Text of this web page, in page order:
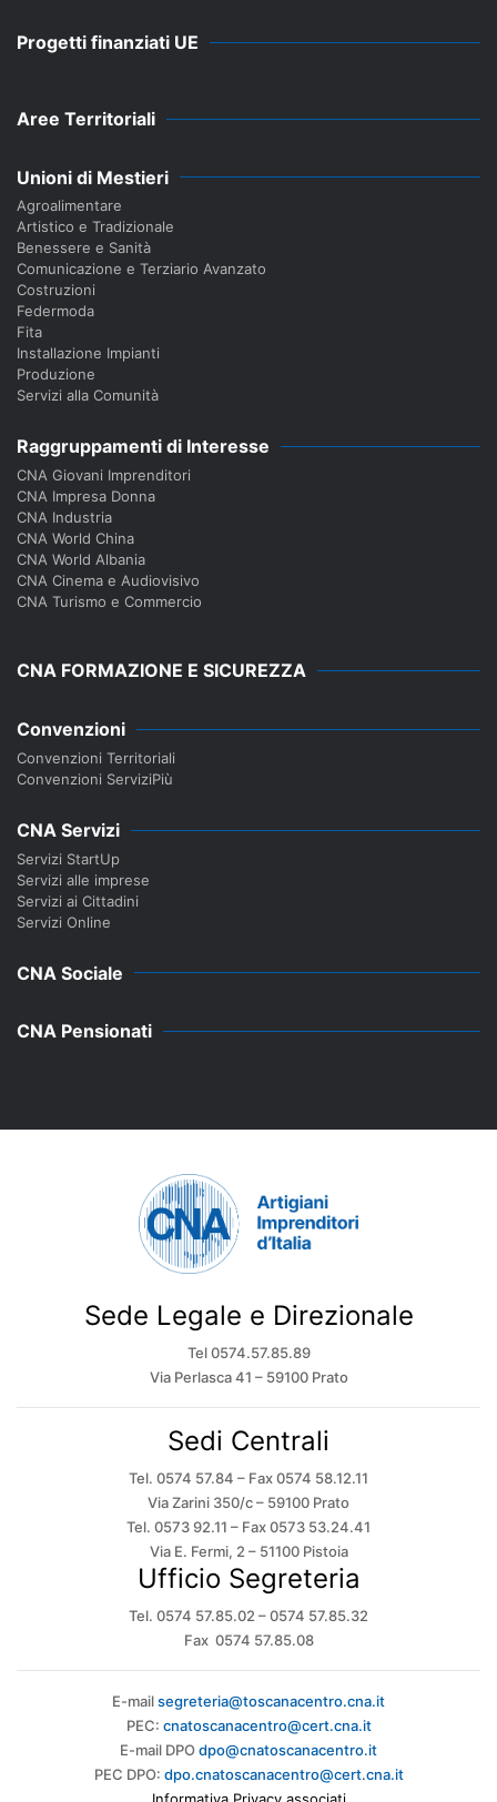
Progetti finanziati UE
Aree Territoriali
Unioni di Mestieri
Agroalimentare
Artistico e Tradizionale
Benessere e Sanità
Comunicazione e Terziario Avanzato
Costruzioni
Federmoda
Fita
Installazione Impianti
Produzione
Servizi alla Comunità
Raggruppamenti di Interesse
CNA Giovani Imprenditori
CNA Impresa Donna
CNA Industria
CNA World China
CNA World Albania
CNA Cinema e Audiovisivo
CNA Turismo e Commercio
CNA FORMAZIONE E SICUREZZA
Convenzioni
Convenzioni Territoriali
Convenzioni ServiziPiù
CNA Servizi
Servizi StartUp
Servizi alle imprese
Servizi ai Cittadini
Servizi Online
CNA Sociale
CNA Pensionati
Sede Legale e Direzionale
Tel 0574.57.85.89
Via Perlasca 41 – 59100 Prato
Sedi Centrali
Tel. 0574 57.84 – Fax 0574 58.12.11
Via Zarini 350/c – 59100 Prato
Tel. 0573 92.11 – Fax 0573 53.24.41
Via E. Fermi, 2 – 51100 Pistoia
Ufficio Segreteria
Tel. 0574 57.85.02 – 0574 57.85.32
Fax 0574 57.85.08
E-mailsegreteria@toscanacentro.cna.it
PEC: cnatoscanacentro@cert.cna.it
E-mail DPOdpo@cnatoscanacentro.it
PEC DPO: dpo.cnatoscanacentro@cert.cna.it